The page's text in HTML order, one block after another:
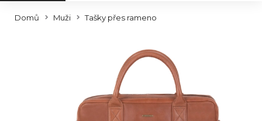
Domů Muži Tašky přes rameno